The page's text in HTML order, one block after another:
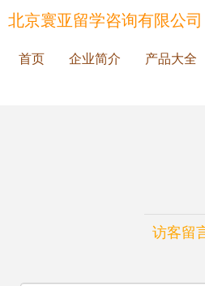
北京寰亚留学咨询有限公司
首页 企业简介 产品大全
访客留